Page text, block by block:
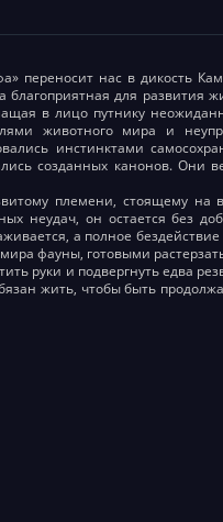
переносит нас в дикость
благоприятная для
в лицо путнику
животного мира и
инстинктами
созданных канонов. Они
племени, стоящему на
неудач, он остается без
а полное
фауны, готовыми
руки и подвергнуть едва
жить, чтобы быть